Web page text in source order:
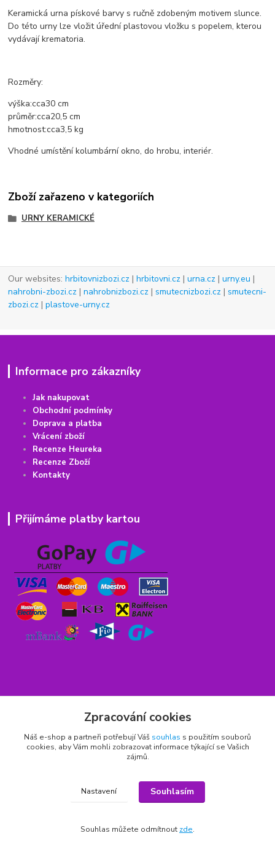
Keramická urna pískové barvy s ručně zdobeným motivem slunce.
Do této urny lze vložit úřední plastovou vložku s popelem, kterou
vydávají krematoria.
Rozměry:
výška:cca30 cm
průměr:cca20,5 cm
hmotnost:cca3,5 kg
Vhodné umístění kolumbární okno, do hrobu, interiér.
Zboží zařazeno v kategoriích
URNY KERAMICKÉ
Our websites:hrbitovnizbozi.cz |hrbitovni.cz |urna.cz |urny.eu |
nahrobni-zbozi.cz |nahrobnizbozi.cz |smutecnizbozi.cz |smutecni-
zbozi.cz |plastove-urny.cz
Informace pro zákazníky
Jak nakupovat
Obchodní podmínky
Doprava a platba
Vrácení zboží
Recenze Heureka
Recenze Zboží
Kontakty
Přijímáme platby kartou
776 75 93 75
Po - Pá 9,00 - 15,00 hod.
Zpracování cookies
Náš e-shop a partneři potřebují Váš souhlas s použitím souborů
cookies, aby Vám mohli zobrazovat informace týkající se Vašich
zájmů.
Nastavení Souhlasím
Souhlas můžete odmítnout zde.